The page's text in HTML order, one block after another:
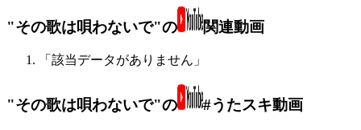
"その歌は唄わないで"の 関連動画
「該当データがありません」
"その歌は唄わないで"の #うたスキ動画